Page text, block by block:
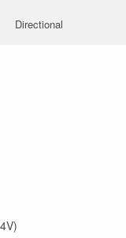
Directional